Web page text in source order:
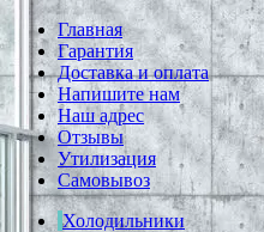
Главная
Гарантия
Доставка и оплата
Напишите нам
Наш адрес
Отзывы
Утилизация
Самовывоз
Холодильники